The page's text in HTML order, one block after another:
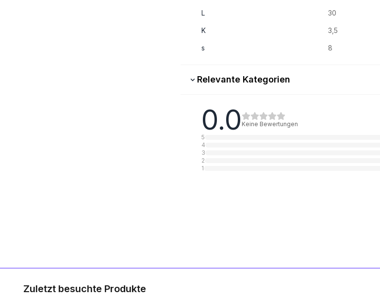
L 30
K 3,5
s 8
Relevante Kategorien
8.8 Stahl verzinkt
1 Kategorie
0.0 Keine Bewertungen
5
4
3
2
1
Zuletzt besuchte Produkte